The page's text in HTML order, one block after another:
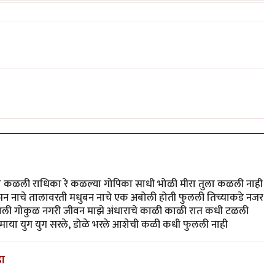
राधिका रे कळल्या गोपिका साधी भोळी मीरा तुला कळली नाही
नाचे तालावरती मधुबन नाचे एक अबोली होती फुलली तिच्याकडे नजर
गोकुळ नगरी जीवन माझे अंधाराचे काळी काळी रात कधी टळली
माया युग युग सरले, डोळे भरले आशेची कळी कधी फुलली नाही